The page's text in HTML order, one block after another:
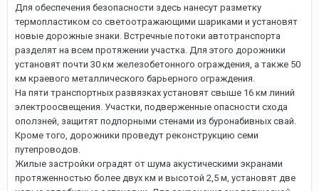
Для обеспечения безопасности здесь нанесут разметку
термопластиком со светоотражающими шариками и установят
новые дорожные знаки. Встречные потоки автотранспорта
разделят на всем протяжении участка. Для этого дорожники
установят почти 30 км железобетонного ограждения, а также 50
км краевого металлического барьерного ограждения.
На пяти транспортных развязках установят свыше 16 км линий
электроосвещения. Участки, подверженные опасности схода
оползней, защитят подпорными стенами из буронабивных свай.
Кроме того, дорожники проведут реконструкцию семи
путепроводов.
Жилые застройки оградят от шума акустическими экранами
протяженностью более двух км и высотой 2,5 м, установят две